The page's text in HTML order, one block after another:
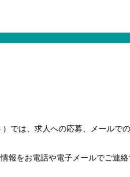
では、求人への応募、メール
報をお電話や電子メールでご連